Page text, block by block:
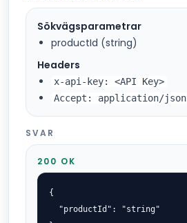
Sökvägsparametrar
productId (string)
Headers
x-api-key: <API Key>
Accept: application/json
SVAR
200 OK
{
  "productId": "string"